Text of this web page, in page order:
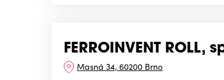
FERROINVENT ROLL,
Masná 34, 60200 Brno